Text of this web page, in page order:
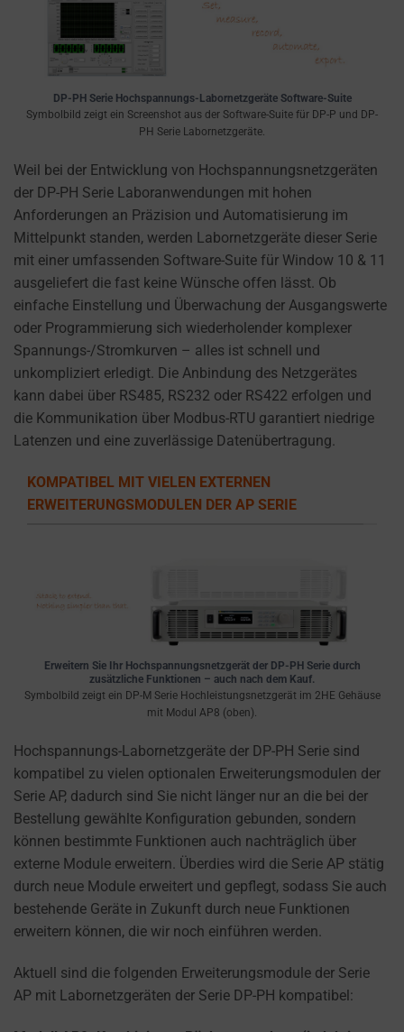
DP-PH Serie Hochspannungs-Labornetzgeräte Software-Suite
Symbolbild zeigt ein Screenshot aus der Software-Suite für DP-P und DP-
PH Serie Labornetzgeräte.
Weil bei der Entwicklung von Hochspannungsnetzgeräten
der DP-PH Serie Laboranwendungen mit hohen
Anforderungen an Präzision und Automatisierung im
Mittelpunkt standen, werden Labornetzgeräte dieser Serie
mit einer umfassenden Software-Suite für Window 10 & 11
ausgeliefert die fast keine Wünsche offen lässt. Ob
einfache Einstellung und Überwachung der Ausgangswerte
oder Programmierung sich wiederholender komplexer
Spannungs-/Stromkurven – alles ist schnell und
unkompliziert erledigt. Die Anbindung des Netzgerätes
kann dabei über RS485, RS232 oder RS422 erfolgen und
die Kommunikation über Modbus-RTU garantiert niedrige
Latenzen und eine zuverlässige Datenübertragung.
KOMPATIBEL MIT VIELEN EXTERNEN
ERWEITERUNGSMODULEN DER AP SERIE
Erweitern Sie Ihr Hochspannungsnetzgerät der DP-PH Serie durch
zusätzliche Funktionen – auch nach dem Kauf.
Symbolbild zeigt ein DP-M Serie Hochleistungsnetzgerät im 2HE Gehäuse
mit Modul AP8 (oben).
Hochspannungs-Labornetzgeräte der DP-PH Serie sind
kompatibel zu vielen optionalen Erweiterungsmodulen der
Serie AP, dadurch sind Sie nicht länger nur an die bei der
Bestellung gewählte Konfiguration gebunden, sondern
können bestimmte Funktionen auch nachträglich über
externe Module erweitern. Überdies wird die Serie AP stätig
durch neue Module erweitert und gepflegt, sodass Sie auch
bestehende Geräte in Zukunft durch neue Funktionen
erweitern können, die wir noch einführen werden.
Aktuell sind die folgenden Erweiterungsmodule der Serie
AP mit Labornetzgeräten der Serie DP-PH kompatibel:
stored
cookies
whenever
you
choose.
For
more
details
on
how
website
uses
cookies
privacy
This
document
outlines
the
types
cookies
used,
and
how